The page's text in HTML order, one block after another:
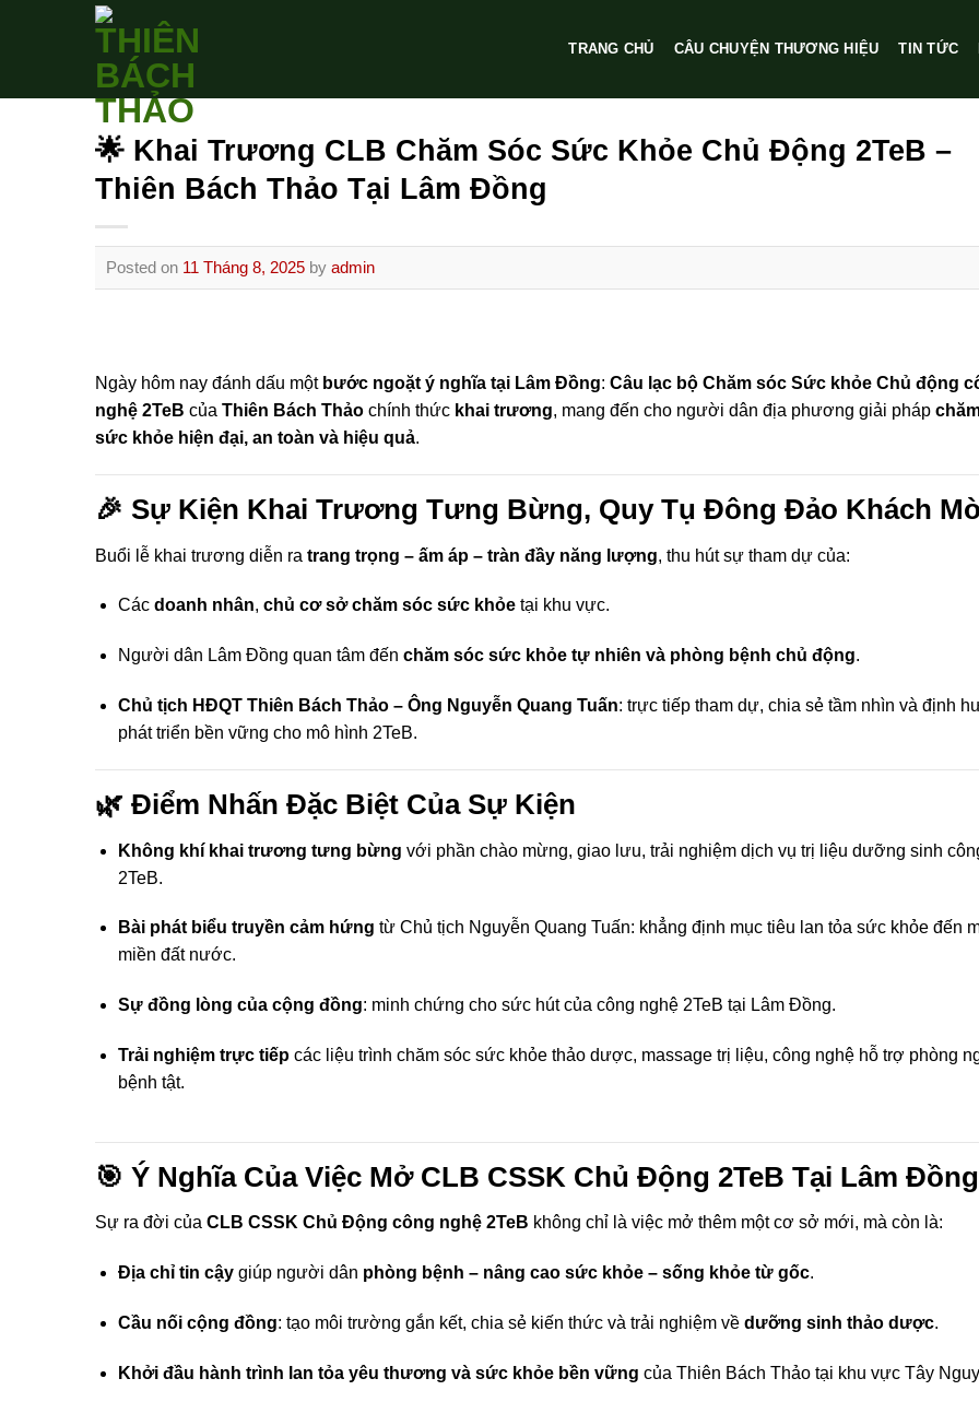
TRANG CHỦ CÂU CHUYỆN THƯƠNG HIỆU TIN TỨC
🌟 Khai Trương CLB Chăm Sóc Sức Khỏe Chủ Động 2TeB –
Thiên Bách Thảo Tại Lâm Đồng
Posted on 11 Tháng 8, 2025 by admin
Ngày hôm nay đánh dấu một bước ngoặt ý nghĩa tại Lâm Đồng: Câu lạc bộ Chăm sóc Sức khỏe Chủ động
nghệ 2TeB của Thiên Bách Thảo chính thức khai trương, mang đến cho người dân địa phương giải pháp
sức khỏe hiện đại, an toàn và hiệu quả.
🎉 Sự Kiện Khai Trương Tưng Bừng, Quy Tụ Đông Đảo Khách
Buổi lễ khai trương diễn ra trang trọng – ấm áp – tràn đầy năng lượng, thu hút sự tham dự của:
Các doanh nhân, chủ cơ sở chăm sóc sức khỏetại khu vực.
Người dân Lâm Đồng quan tâm đến chăm sóc sức khỏe tự nhiên và phòng bệnh chủ động.
Chủ tịch HĐQT Thiên Bách Thảo – Ông Nguyễn Quang Tuấn: trực tiếp tham dự, chia sẻ tầm nhìn và định
phát triển bền vững cho mô hình 2TeB.
🌿 Điểm Nhấn Đặc Biệt Của Sự Kiện
Không khí khai trương tưng bừng với phần chào mừng, giao lưu, trải nghiệm dịch vụ trị liệu dưỡng sinh
2TeB.
Bài phát biểu truyền cảm hứng từ Chủ tịch Nguyễn Quang Tuấn: khẳng định mục tiêu lan tỏa sức khỏe đến
miền đất nước.
Sự đồng lòng của cộng đồng: minh chứng cho sức hút của công nghệ 2TeB tại Lâm Đồng.
Trải nghiệm trực tiếpcác liệu trình chăm sóc sức khỏe thảo dược, massage trị liệu, công nghệ hỗ trợ phòng
bệnh tật.
🎯 Ý Nghĩa Của Việc Mở CLB CSSK Chủ Động 2TeB Tại Lâm Đồng
Sự ra đời của CLB CSSK Chủ Động công nghệ 2TeB không chỉ là việc mở thêm một cơ sở mới, mà còn là:
Địa chỉ tin cậygiúp người dân phòng bệnh – nâng cao sức khỏe – sống khỏe từ gốc.
Cầu nối cộng đồng: tạo môi trường gắn kết, chia sẻ kiến thức và trải nghiệm về dưỡng sinh thảo dược.
Khởi đầu hành trình lan tỏa yêu thương và sức khỏe bền vững của Thiên Bách Thảo tại khu vực Tây